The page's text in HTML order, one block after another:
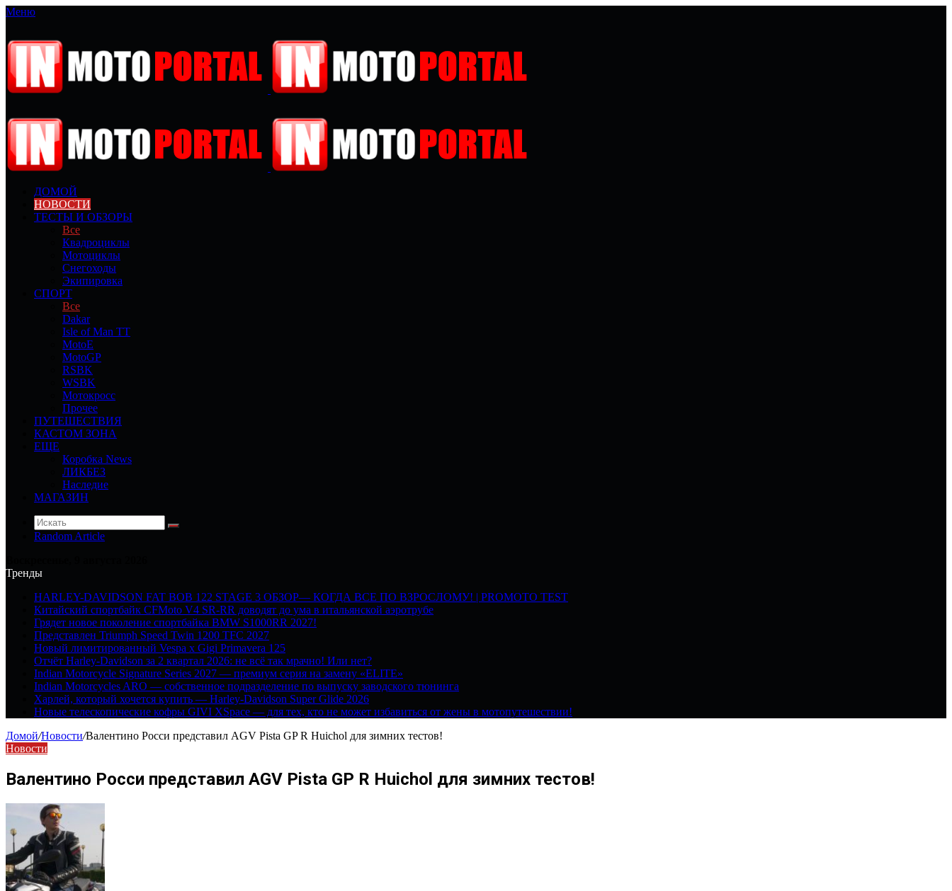
Меню
ДОМОЙ
НОВОСТИ
ТЕСТЫ И ОБЗОРЫ
Все
Квадроциклы
Мотоциклы
Снегоходы
Экипировка
СПОРТ
Все
Dakar
Isle of Man TT
MotoE
MotoGP
RSBK
WSBK
Мотокросс
Прочее
ПУТЕШЕСТВИЯ
КАСТОМ ЗОНА
ЕЩЕ
Коробка News
ЛИКБЕЗ
Наследие
МАГАЗИН
Random Article
Тренды
HARLEY-DAVIDSON FAT BOB 122 STAGE 3 ОБЗОР— КОГДА ВСЕ ПО ВЗРОСЛОМУ! | PROMOTO TEST
Китайский спортбайк CFMoto V4 SR-RR доводят до ума в итальянской аэротрубе
Грядет новое поколение спортбайка BMW S1000RR 2027!
Представлен Triumph Speed Twin 1200 TFC 2027
Новый лимитированный Vespa x Gigi Primavera 125
Отчёт Harley-Davidson за 2 квартал 2026: не всё так мрачно! Или нет?
Indian Motorcycle Signature Series 2027 — премиум серия на замену «ELITE»
Indian Motorcycles ARO — собственное подразделение по выпуску заводского тюнинга
Харлей, который хочется купить — Harley-Davidson Super Glide 2026
Новые телескопические кофры GIVI XSpace — для тех, кто не может избавиться от жены в мотопутешествии!
Домой/Новости/Валентино Росси представил AGV Pista GP R Huichol для зимних тестов!
Новости
Валентино Росси представил AGV Pista GP R Huichol для зимних тестов!